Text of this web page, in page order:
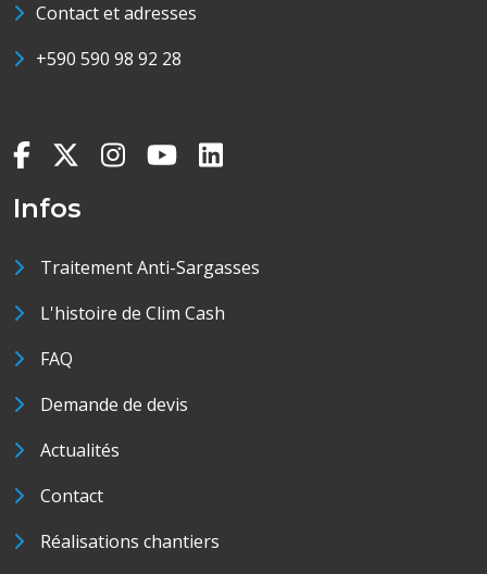
Contact et adresses
+590 590 98 92 28
Infos
Traitement Anti-Sargasses
L'histoire de Clim Cash
FAQ
Demande de devis
Actualités
Contact
Réalisations chantiers